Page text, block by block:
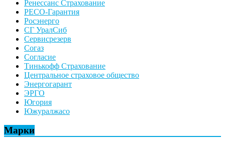
Ренессанс Страхование
РЕСО-Гарантия
Росэнерго
СГ УралСиб
Сервисрезерв
Согаз
Согласие
Тинькофф Страхование
Центральное страховое общество
Энергогарант
ЭРГО
Югория
Южуралжасо
Марки